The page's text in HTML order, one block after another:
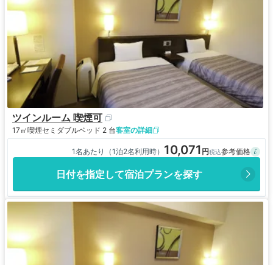
ツインルーム 喫煙可
17㎡喫煙セミダブルベッド 2 台客室の詳細
1名あたり（1泊2名利用時） 10,071
日付を指定して宿泊プランを探す